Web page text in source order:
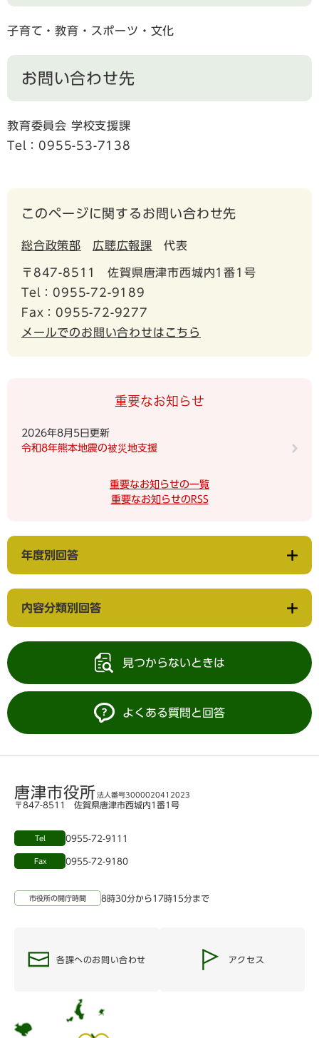
子育て・教育・スポーツ・文化
お問い合わせ先
教育委員会 学校支援課
Tel：0955-53-7138
このページに関するお問い合わせ先
総合政策部 広聴広報課 代表
〒847-8511
佐賀県唐津市西城内1番1号
Tel：0955-72-9189
Fax：0955-72-9277
メールでのお問い合わせはこちら
重要なお知らせ
2026年8月5日更新
令和8年熊本地震の被災地支援
重要なお知らせの一覧
重要なお知らせのRSS
年度別回答
内容分類別回答
見つからないときは
よくある質問と回答
唐津市役所 法人番号3000020412023
〒847-8511 佐賀県唐津市西城内1番1号
Tel 0955-72-9111
Fax 0955-72-9180
市役所の開庁時間 8時30分から17時15分まで
各課へのお問い合わせ アクセス